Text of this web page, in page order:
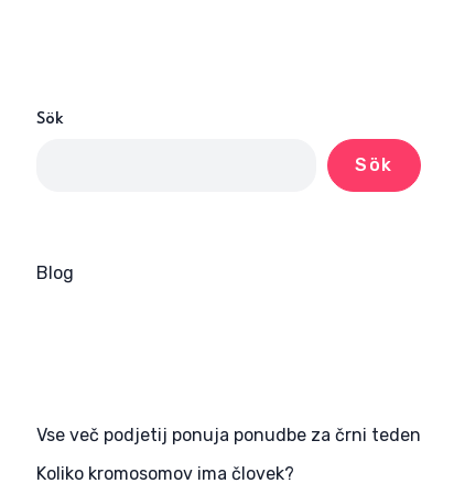
Sök
Sök
Blog
Vse več podjetij ponuja ponudbe za črni teden
Koliko kromosomov ima človek?